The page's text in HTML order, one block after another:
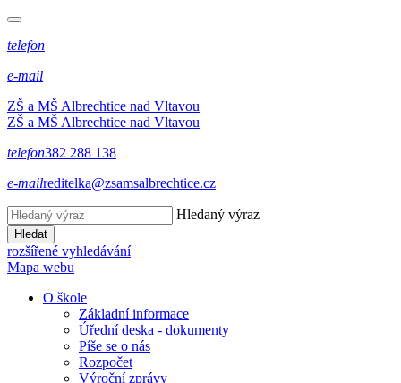
telefon
e-mail
ZŠ a MŠ Albrechtice nad Vltavou
ZŠ a MŠ Albrechtice nad Vltavou
telefon382 288 138
e-mailreditelka@zsamsalbrechtice.cz
Hledaný výraz
Hledat
rozšířené vyhledávání
Mapa webu
O škole
Základní informace
Úřední deska - dokumenty
Píše se o nás
Rozpočet
Výroční zprávy